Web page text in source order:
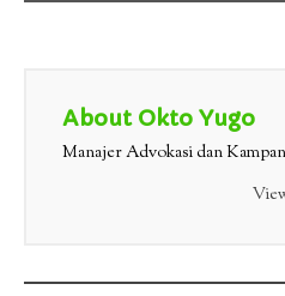
About Okto Yugo
Manajer Advokasi dan